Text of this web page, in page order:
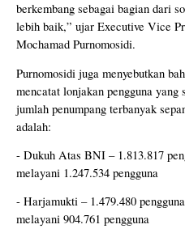
berkembang sebagai bagian dari
lebih baik,” ujar Executive Vice
Mochamad Purnomosidi.
Purnomosidi juga menyebutkan
mencatat lonjakan pengguna
jumlah penumpang terbanyak
adalah:
- Dukuh Atas BNI – 1.813.817
melayani 1.247.534 pengguna
- Harjamukti – 1.479.480
melayani 904.761 pengguna